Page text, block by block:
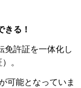
きる！
免許証を一体化し
。
可能となっていま